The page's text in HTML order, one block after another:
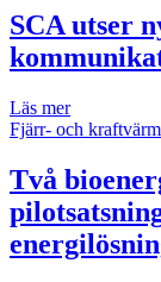
SCA utser
Läs mer
Fjärr- och
Två